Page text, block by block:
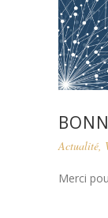
Actualité,
Merci